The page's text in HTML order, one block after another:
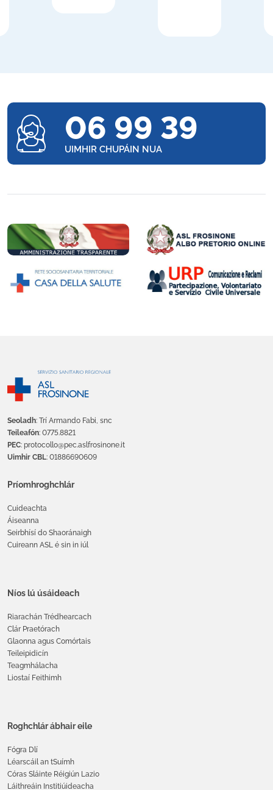
06 99 39
UIMHIR CHUPÁIN NUA
Seoladh: Trí Armando Fabi, snc
Teileafón: 0775.8821
PEC: protocollo@pec.aslfrosinone.it
Uimhir CBL: 01886690609
Príomhroghchlár
Cuideachta
Áiseanna
Seirbhísí do Shaoránaigh
Cuireann ASL é sin in iúl
Níos lú úsáideach
Riarachán Trédhearcach
Clár Praetórach
Glaonna agus Comórtais
Teileipidicín
Teagmhálacha
Liostaí Feithimh
Roghchlár ábhair eile
Fógra Dlí
Léarscáil an tSuímh
Córas Sláinte Réigiún Lazio
Láithreáin Institiúideacha